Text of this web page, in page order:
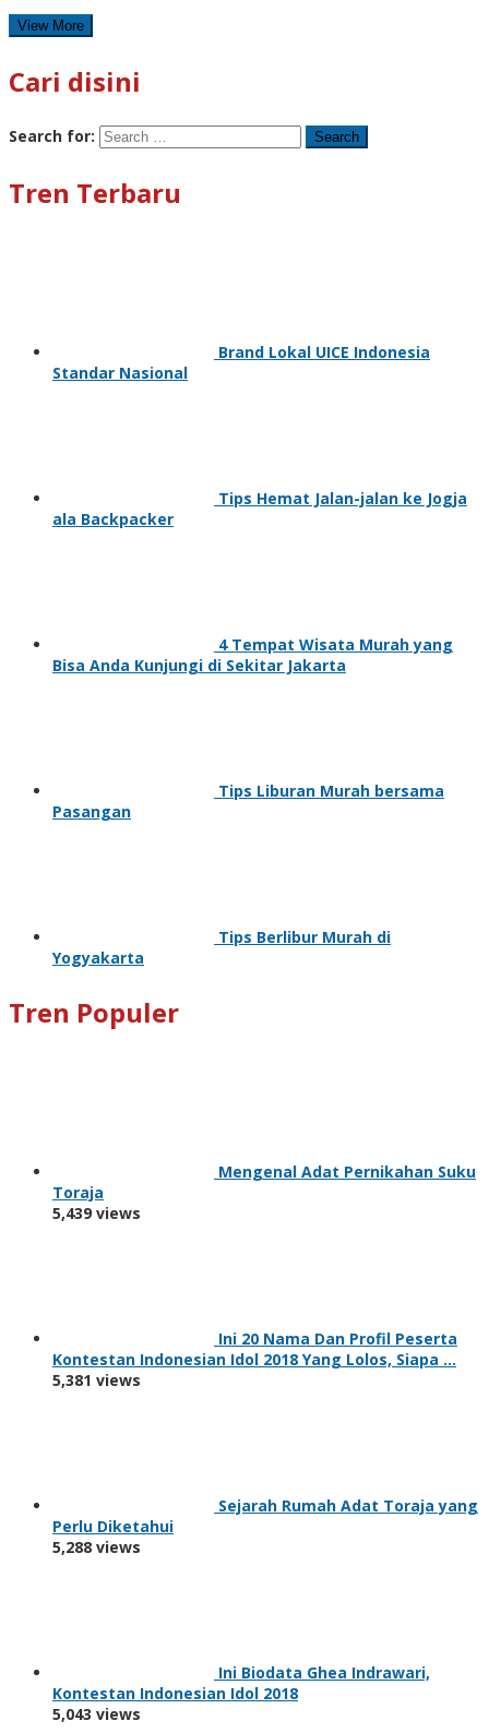
View More
Cari disini
Search for:
Tren Terbaru
Brand Lokal UICE Indonesia
Standar Nasional
Tips Hemat Jalan-jalan ke Jogja
ala Backpacker
4 Tempat Wisata Murah yang
Bisa Anda Kunjungi di Sekitar Jakarta
Tips Liburan Murah bersama
Pasangan
Tips Berlibur Murah di
Yogyakarta
Tren Populer
Mengenal Adat Pernikahan Suku
Toraja
5,439 views
Ini 20 Nama Dan Profil Peserta
Kontestan Indonesian Idol 2018 Yang Lolos, Siapa …
5,381 views
Sejarah Rumah Adat Toraja yang
Perlu Diketahui
5,288 views
Ini Biodata Ghea Indrawari,
Kontestan Indonesian Idol 2018
5,043 views